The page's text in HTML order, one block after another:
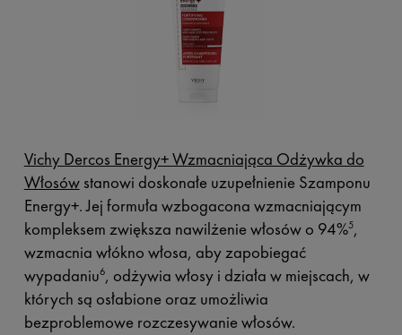
Vichy Dercos Energy+ Wzmacniająca Odżywka do
Włosówstanowi doskonałe uzupełnienie Szamponu
Energy+. Jej formuła wzbogacona wzmacniającym
kompleksem zwiększa nawilżenie włosów o 94%5,
wzmacnia włókno włosa, aby zapobiegać
wypadaniu6, odżywia włosy i działa w miejscach, w
których są osłabione oraz umożliwia
bezproblemowe rozczesywanie włosów.